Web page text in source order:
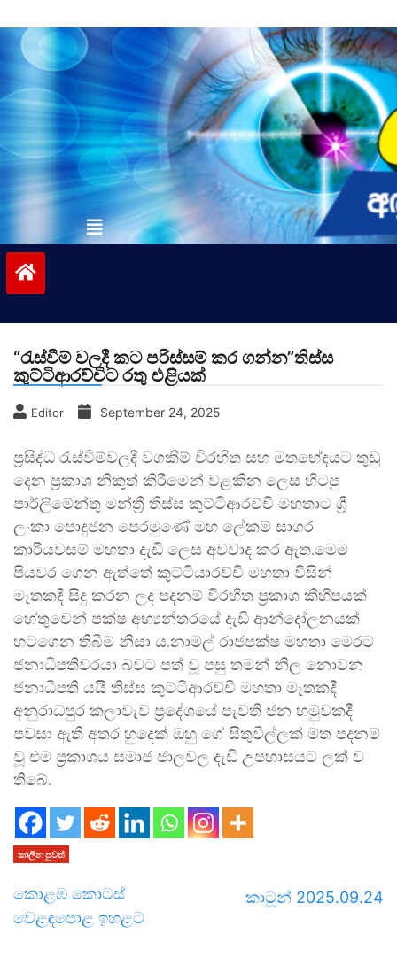
to
contentvinivida.lk
“රැස්වීම් වලදී කට පරිස්සම් කර ගන්න”තිස්ස
කුට්ටිආරච්චිට රතු එළියක්
Editor September 24, 2025
ප්‍රසිද්ධ රැස්වීම්වලදී වගකීම් විරහිත සහ මතභේදයට තුඩු
දෙන ප්‍රකාශ නිකුත් කිරීමෙන් වළකින ලෙස හිටපු
පාර්ලිමේන්තු මන්ත්‍රී තිස්ස කුට්ටිආරච්චි මහතාට ශ්‍රී
ලංකා පොදුජන පෙරමුණේ මහ ලේකම් සාගර
කාරියවසම් මහතා දැඩි ලෙස අවවාද කර ඇත.මෙම
පියවර ගෙන ඇත්තේ කුට්ටියාරච්චි මහතා විසින්
මෑතකදී සිදු කරන ලද පදනම් විරහිත ප්‍රකාශ කිහිපයක්
හේතුවෙන් පක්ෂ අභ්‍යන්තරයේ දැඩි ආන්දෝලනයක්
හටගෙන තිබීම නිසා ය.නාමල් රාජපක්ෂ මහතා මෙරට
ජනාධිපතිවරයා බවට පත් වූ පසු තමන් නිල නොවන
ජනාධිපති යයි තිස්ස කුට්ටිආරච්චි මහතා මෑතකදී
අනුරාධපුර කලාවැව ප්‍රදේශයේ පැවති ජන හමුවකදී
පවසා ඇති අතර හුදෙක් ඔහු ගේ සිතුවිල්ලක් මත පදනම්
වූ එම ප්‍රකාශය සමාජ ජාලවල දැඩි උපහාසයට ලක් ව
තිබේ.
කාලීන පුවත්
කොළඹ කොටස්
වෙළඳපොළ ඉහළට
කාටූන් 2025.09.24